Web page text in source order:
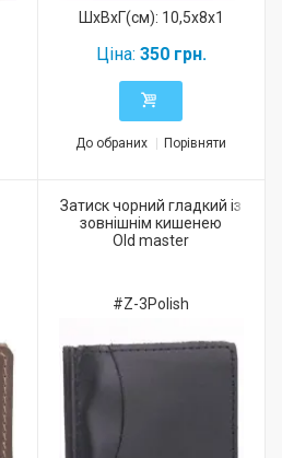
ШхВхГ(см): 10,5x8x1
Ціна: 350 грн.
До обраних Порівняти
Затиск чорний гладкий із
зовнішнім кишенею
Old master
#Z-3Polish